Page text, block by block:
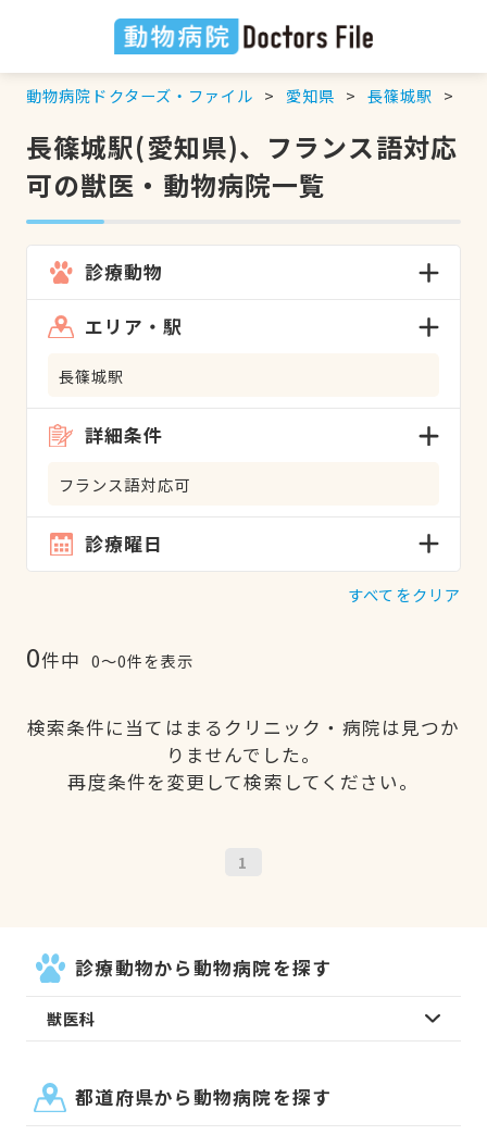
動物病院ドクターズ・ファイル 愛知県 長篠城駅
長篠城駅(愛知県)、フランス語対応
可の獣医・動物病院一覧
診療動物
エリア・駅
長篠城駅
詳細条件
フランス語対応可
診療曜日
すべてをクリア
0件中 0〜0件を表示
検索条件に当てはまるクリニック・病院は見つか
りませんでした。
再度条件を変更して検索してください。
1
診療動物から動物病院を探す
獣医科
都道府県から動物病院を探す